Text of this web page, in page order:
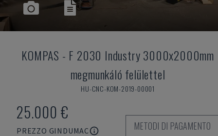
KOMPAS - F 2030 Industry 3000x2000mm
megmunkáló felülettel
HU-CNC-KOM-2019-00001
25.000 €
PREZZO GINDUMAC
METODI DI PAGAMENTO